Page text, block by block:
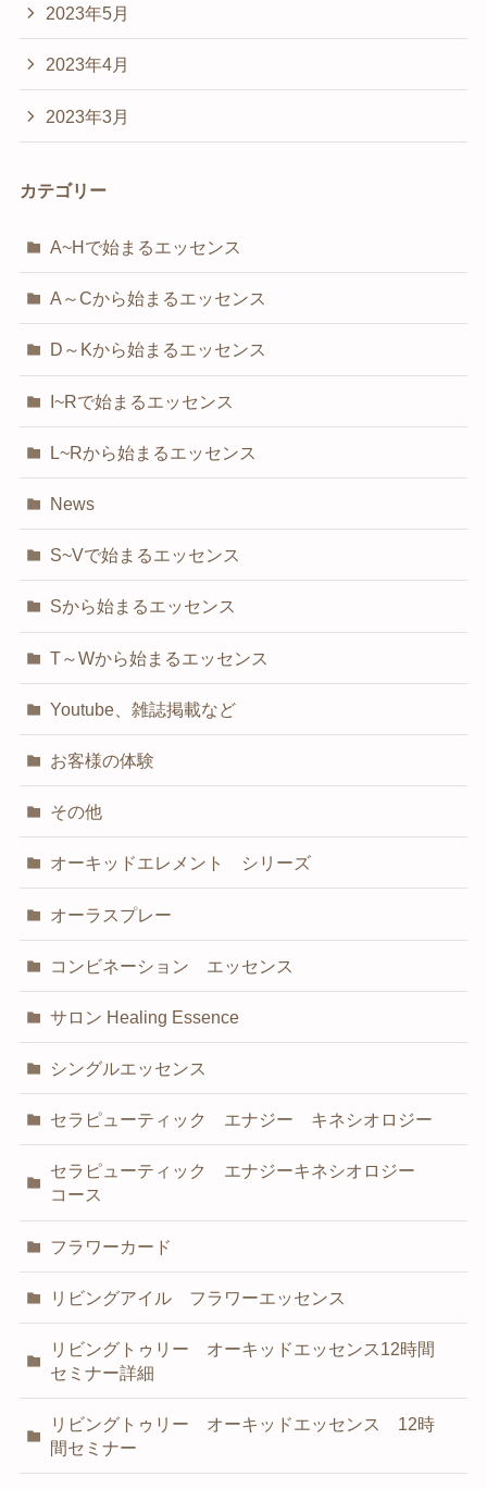
2023年5月
2023年4月
2023年3月
カテゴリー
A~Hで始まるエッセンス
A～Cから始まるエッセンス
D～Kから始まるエッセンス
I~Rで始まるエッセンス
L~Rから始まるエッセンス
News
S~Vで始まるエッセンス
Sから始まるエッセンス
T～Wから始まるエッセンス
Youtube、雑誌掲載など
お客様の体験
その他
オーキッドエレメント シリーズ
オーラスプレー
コンビネーション エッセンス
サロン Healing Essence
シングルエッセンス
セラピューティック エナジー キネシオロジー
セラピューティック エナジーキネシオロジー
コース
フラワーカード
リビングアイル フラワーエッセンス
リビングトゥリー オーキッドエッセンス12時間
セミナー詳細
リビングトゥリー オーキッドエッセンス 12時
間セミナー